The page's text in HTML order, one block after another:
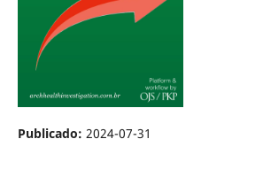
Publicado: 2024-07-31